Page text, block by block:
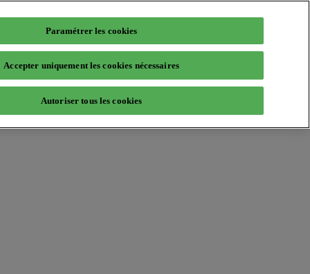
Paramétrer les cookies
Accepter uniquement les cookies nécessaires
Autoriser tous les cookies